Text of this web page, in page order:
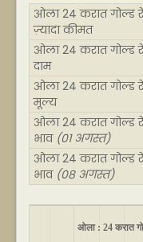
ओला 24 करात गोल्ड
ज़्यादा कीमत
ओला 24 करात
दाम
ओला 24 करात
मूल्य
ओला 24 करात
भाव (01 अगस्त)
ओला 24 करात गोल्ड
भाव (08 अगस्त)
ओला : 24 करात